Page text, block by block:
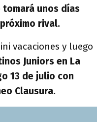
tomará unos días
rival.
vacaciones y luego
Juniors en La
13 de julio con
Clausura.